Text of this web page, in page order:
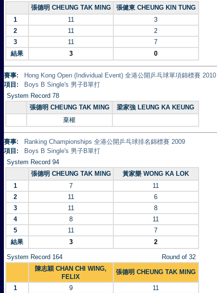
張德明 CHEUNG TAK MING
張健東 CHEUNG KIN TUNG
1
11
3
2
11
2
3
11
7
結果
3 0
賽事:
Hong Kong Open (Individual Event) 全港公開乒乓球單項錦標賽 2010
項目:
Boys B Single's 男子B單打
System Record 78
張德明 CHEUNG TAK MING
梁家強 LEUNG KA KEUNG
棄權
賽事:
Ranking Championships 全港公開乒乓球排名錦標賽 2009
項目:
Boys B Single's 男子B單打
System Record 94
張德明 CHEUNG TAK MING
黃家樂 WONG KA LOK
1
7
11
2
11
6
3
11
8
4
8
11
5
11
7
結果
3 2
System Record 164
Round of 32
陳志穎 CHAN CHI WING,
FELIX
張德明 CHEUNG TAK MING
1 9
11